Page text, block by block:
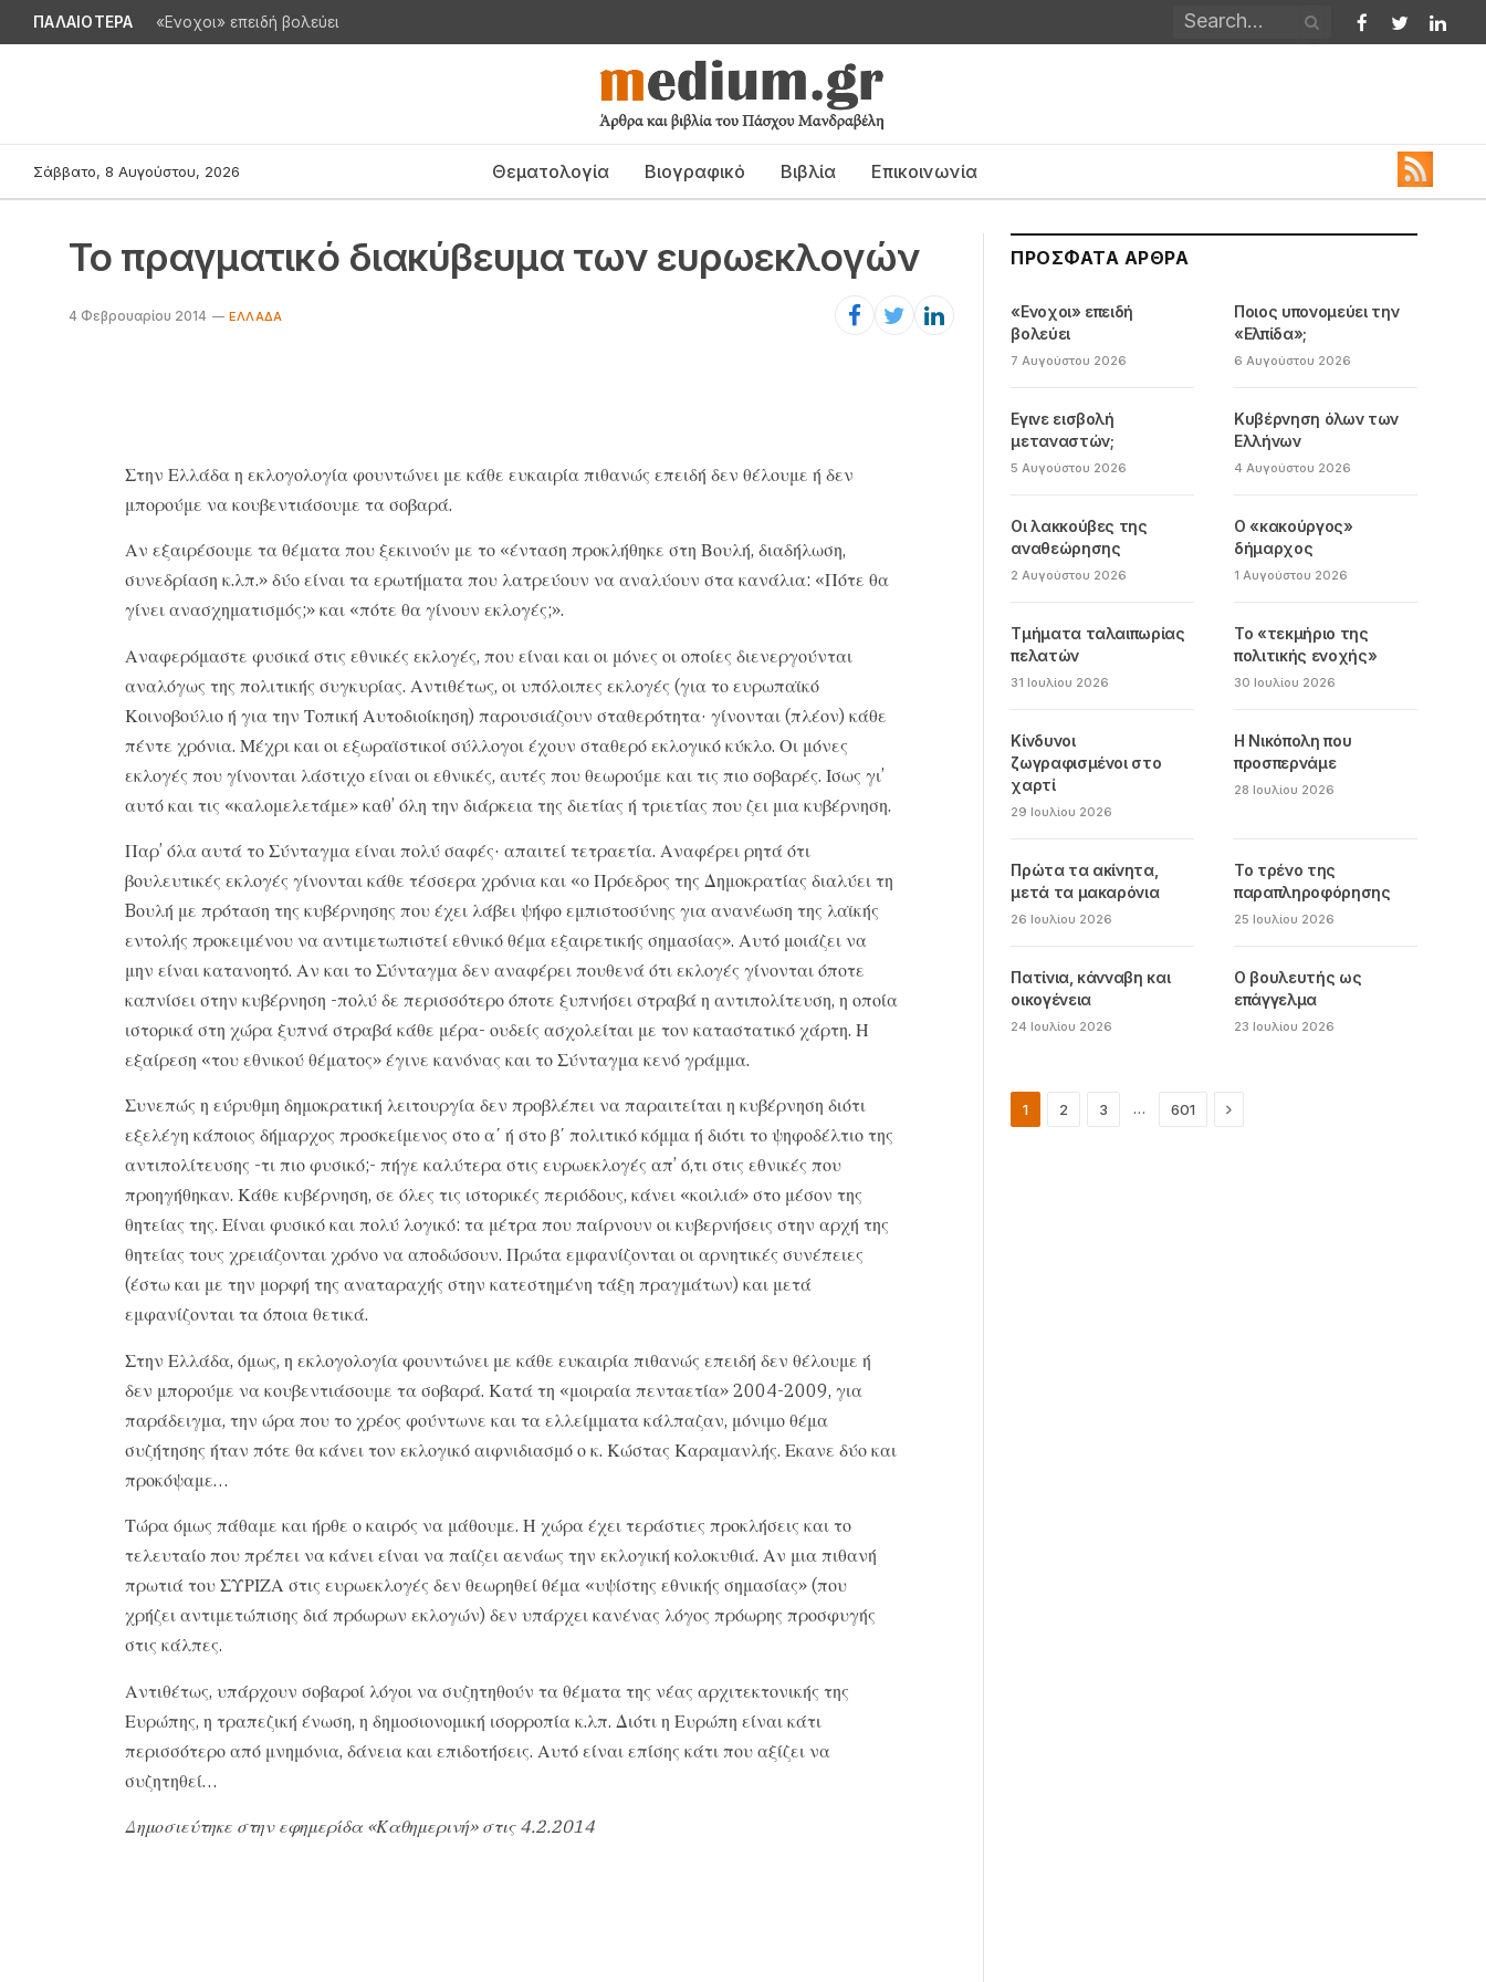
ΠΑΛΑΙΟΤΕΡΑ «Ενοχοι» επειδή βολεύει
Facebook
Twitter
Σάββατο, 8 Αυγούστου, 2026 Θεματολογία Βιογραφικό Βιβλία Επικοινωνία
Το πραγματικό διακύβευμα των ευρωεκλογών
4 Φεβρουαρίου 2014 ΕΛΛΆΔΑ
Στην Ελλάδα η εκλογολογία φουντώνει με κάθε ευκαιρία πιθανώς επειδή δεν θέλουμε ή δεν
μπορούμε να κουβεντιάσουμε τα σοβαρά.
Αν εξαιρέσουμε τα θέματα που ξεκινούν με το «ένταση προκλήθηκε στη Βουλή, διαδήλωση,
συνεδρίαση κ.λπ.» δύο είναι τα ερωτήματα που λατρεύουν να αναλύουν στα κανάλια: «Πότε θα
γίνει ανασχηματισμός;» και «πότε θα γίνουν εκλογές;».
Αναφερόμαστε φυσικά στις εθνικές εκλογές, που είναι και οι μόνες οι οποίες διενεργούνται
αναλόγως της πολιτικής συγκυρίας. Αντιθέτως, οι υπόλοιπες εκλογές (για το ευρωπαϊκό
Κοινοβούλιο ή για την Τοπική Αυτοδιοίκηση) παρουσιάζουν σταθερότητα· γίνονται (πλέον) κάθε
πέντε χρόνια. Μέχρι και οι εξωραϊστικοί σύλλογοι έχουν σταθερό εκλογικό κύκλο. Οι μόνες
εκλογές που γίνονται λάστιχο είναι οι εθνικές, αυτές που θεωρούμε και τις πιο σοβαρές. Ισως γι’
αυτό και τις «καλομελετάμε» καθ’ όλη την διάρκεια της διετίας ή τριετίας που ζει μια κυβέρνηση.
Παρ’ όλα αυτά το Σύνταγμα είναι πολύ σαφές· απαιτεί τετραετία. Αναφέρει ρητά ότι
βουλευτικές εκλογές γίνονται κάθε τέσσερα χρόνια και «ο Πρόεδρος της Δημοκρατίας διαλύει τη
Bουλή με πρόταση της κυβέρνησης που έχει λάβει ψήφο εμπιστοσύνης για ανανέωση της λαϊκής
εντολής προκειμένου να αντιμετωπιστεί εθνικό θέμα εξαιρετικής σημασίας». Αυτό μοιάζει να
μην είναι κατανοητό. Αν και το Σύνταγμα δεν αναφέρει πουθενά ότι εκλογές γίνονται όποτε
καπνίσει στην κυβέρνηση -πολύ δε περισσότερο όποτε ξυπνήσει στραβά η αντιπολίτευση, η οποία
ιστορικά στη χώρα ξυπνά στραβά κάθε μέρα- ουδείς ασχολείται με τον καταστατικό χάρτη. Η
εξαίρεση «του εθνικού θέματος» έγινε κανόνας και το Σύνταγμα κενό γράμμα.
Συνεπώς η εύρυθμη δημοκρατική λειτουργία δεν προβλέπει να παραιτείται η κυβέρνηση διότι
εξελέγη κάποιος δήμαρχος προσκείμενος στο α΄ ή στο β΄ πολιτικό κόμμα ή διότι το ψηφοδέλτιο της
αντιπολίτευσης -τι πιο φυσικό;- πήγε καλύτερα στις ευρωεκλογές απ’ ό,τι στις εθνικές που
προηγήθηκαν. Κάθε κυβέρνηση, σε όλες τις ιστορικές περιόδους, κάνει «κοιλιά» στο μέσον της
θητείας της. Είναι φυσικό και πολύ λογικό: τα μέτρα που παίρνουν οι κυβερνήσεις στην αρχή της
θητείας τους χρειάζονται χρόνο να αποδώσουν. Πρώτα εμφανίζονται οι αρνητικές συνέπειες
(έστω και με την μορφή της αναταραχής στην κατεστημένη τάξη πραγμάτων) και μετά
εμφανίζονται τα όποια θετικά.
Στην Ελλάδα, όμως, η εκλογολογία φουντώνει με κάθε ευκαιρία πιθανώς επειδή δεν θέλουμε ή
δεν μπορούμε να κουβεντιάσουμε τα σοβαρά. Κατά τη «μοιραία πενταετία» 2004-2009, για
παράδειγμα, την ώρα που το χρέος φούντωνε και τα ελλείμματα κάλπαζαν, μόνιμο θέμα
συζήτησης ήταν πότε θα κάνει τον εκλογικό αιφνιδιασμό ο κ. Κώστας Καραμανλής. Εκανε δύο και
προκόψαμε…
Τώρα όμως πάθαμε και ήρθε ο καιρός να μάθουμε. Η χώρα έχει τεράστιες προκλήσεις και το
τελευταίο που πρέπει να κάνει είναι να παίζει αενάως την εκλογική κολοκυθιά. Αν μια πιθανή
πρωτιά του ΣΥΡΙΖΑ στις ευρωεκλογές δεν θεωρηθεί θέμα «υψίστης εθνικής σημασίας» (που
χρήζει αντιμετώπισης διά πρόωρων εκλογών) δεν υπάρχει κανένας λόγος πρόωρης προσφυγής
στις κάλπες.
Αντιθέτως, υπάρχουν σοβαροί λόγοι να συζητηθούν τα θέματα της νέας αρχιτεκτονικής της
Ευρώπης, η τραπεζική ένωση, η δημοσιονομική ισορροπία κ.λπ. Διότι η Ευρώπη είναι κάτι
περισσότερο από μνημόνια, δάνεια και επιδοτήσεις. Αυτό είναι επίσης κάτι που αξίζει να
συζητηθεί…
Δημοσιεύτηκε στην εφημερίδα «Καθημερινή» στις 4.2.2014
ΠΡΌΣΦΑΤΑ ΆΡΘΡΑ
«Ενοχοι» επειδή
βολεύει
7 Αυγούστου 2026
Ποιος υπονομεύει την
«Ελπίδα»;
6 Αυγούστου 2026
Εγινε εισβολή
μεταναστών;
5 Αυγούστου 2026
Κυβέρνηση όλων των
Ελλήνων
4 Αυγούστου 2026
Οι λακκούβες της
αναθεώρησης
2 Αυγούστου 2026
Ο «κακούργος»
δήμαρχος
1 Αυγούστου 2026
Τμήματα ταλαιπωρίας
πελατών
31 Ιουλίου 2026
Το «τεκμήριο της
πολιτικής ενοχής»
30 Ιουλίου 2026
Κίνδυνοι
ζωγραφισμένοι στο
χαρτί
29 Ιουλίου 2026
Η Νικόπολη που
προσπερνάμε
28 Ιουλίου 2026
Πρώτα τα ακίνητα,
μετά τα μακαρόνια
26 Ιουλίου 2026
Το τρένο της
παραπληροφόρησης
25 Ιουλίου 2026
Πατίνια, κάνναβη και
οικογένεια
24 Ιουλίου 2026
Ο βουλευτής ως
επάγγελμα
23 Ιουλίου 2026
1 2 3 … 601 Next